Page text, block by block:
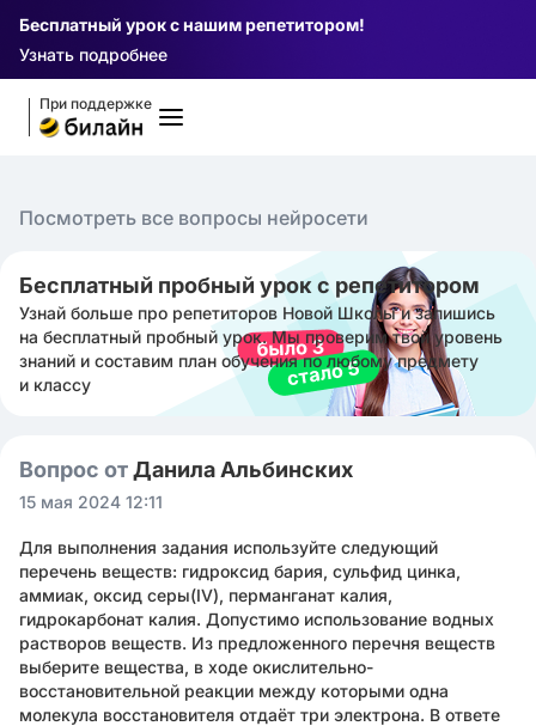
Бесплатный урок с нашим репетитором!
Узнать подробнее
При поддержке
Посмотреть все вопросы нейросети
Бесплатный пробный урок с репетитором
Узнай больше про репетиторов Новой Школы и запишись
на бесплатный пробный урок. Мы проверим твой уровень
знаний и составим план обучения по любому предмету
и классу
Вопрос отДанила Альбинских
15 мая 2024 12:11
Для выполнения задания используйте следующий
перечень веществ: гидроксид бария, сульфид цинка,
аммиак, оксид серы(IV), перманганат калия,
гидрокарбонат калия. Допустимо использование водных
растворов веществ. Из предложенного перечня веществ
выберите вещества, в ходе окислительно-
восстановительной реакции между которыми одна
молекула восстановителя отдаёт три электрона. В ответе